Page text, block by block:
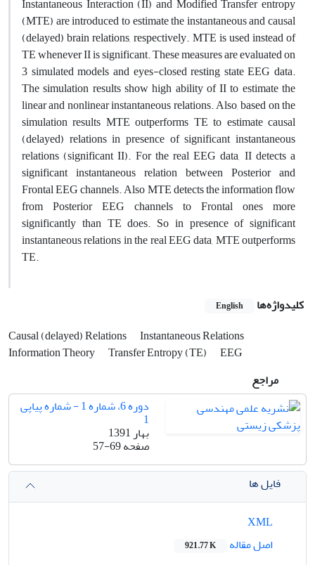
(MTE) are introduced to estimate the instantaneous and causal
(delayed) brain relations, respectively. MTE is used instead of
TE whenever II is significant. These measures are evaluated on
3 simulated models and eyes-closed resting state EEG data.
The simulation results show high ability of II to estimate the
linear and nonlinear instantaneous relations. Also, based on the
simulation results MTE outperforms TE to estimate causal
(delayed) relations in presence of significant instantaneous
relations (significant II). For the real EEG data, II detects a
significant instantaneous relation between Posterior and
Frontal EEG channels. Also MTE detects the information flow
from Posterior EEG channels to Frontal ones more
significantly than TE does. So in presence of significant
instantaneous relations in the real EEG data, MTE outperforms
TE.
کلیدواژه‌ها English
Causal (delayed) Relations
Instantaneous Relations
Information Theory
Transfer Entropy (TE)
EEG
مراجع
دوره 6، شماره 1 - شماره پیاپی
1
بهار 1391
صفحه57-69
فایل ها
اصل مقاله
921.77 K